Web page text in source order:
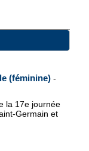
(féminine) -
la 17e journée
Germain et